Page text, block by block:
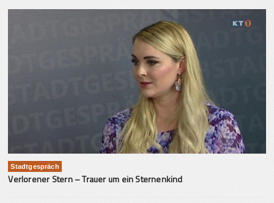
Stadtgespräch
Verlorener Stern – Trauer um ein Sternenkind